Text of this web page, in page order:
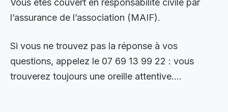
Vous êtes couvert en responsabilité civile par
l’assurance de l’association (MAIF).
Si vous ne trouvez pas la réponse à vos
questions, appelez le 07 69 13 99 22 : vous
trouverez toujours une oreille attentive….